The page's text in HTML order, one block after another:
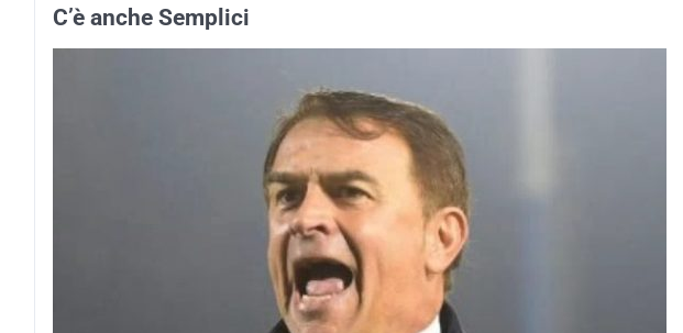
C’è anche Semplici